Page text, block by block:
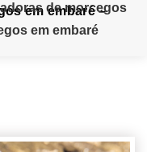
de morcegos
em embaré
em embaré –